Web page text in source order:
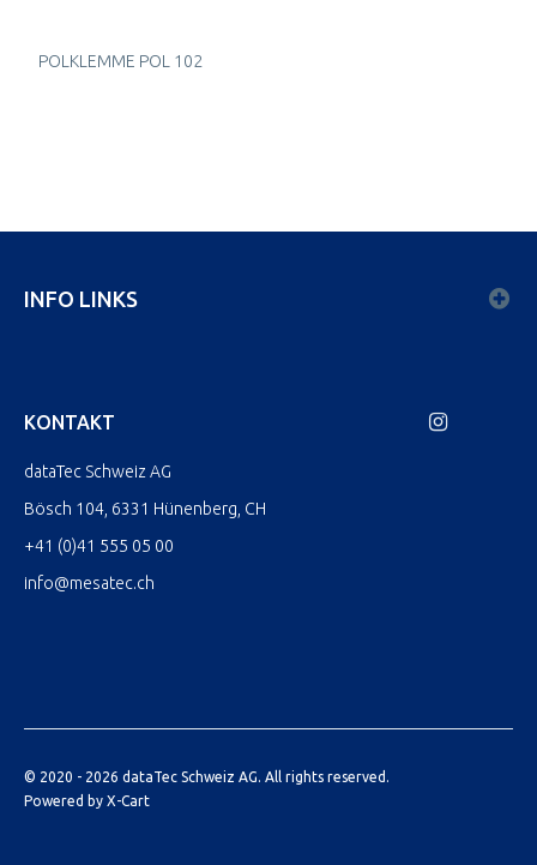
POLKLEMME POL 102
INFO LINKS
KONTAKT
dataTec Schweiz AG
Bösch 104, 6331 Hünenberg, CH
+41 (0)41 555 05 00
info@mesatec.ch
© 2020 - 2026 dataTec Schweiz AG. All rights reserved.
Powered by X-Cart